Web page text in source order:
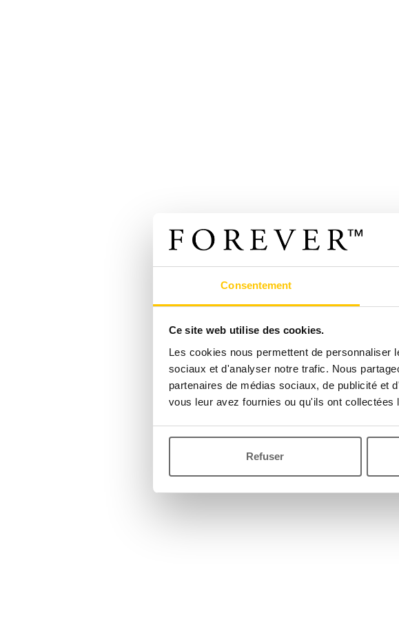
Consentement
Ce site web utilise des cookies.
Les cookies nous permettent de personnaliser
sociaux et d'analyser notre trafic. Nous
partenaires de médias sociaux, de publicité et
vous leur avez fournies ou qu'ils ont
Refuser